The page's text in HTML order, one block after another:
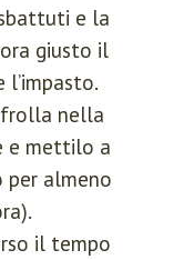
e la
giusto il
nella
e mettilo a
per almeno
il tempo